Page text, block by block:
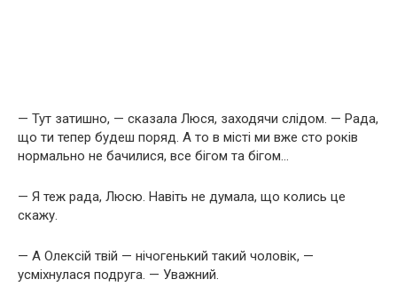
— Тут затишно, — сказала Люся, заходячи слідом. — Рада,
що ти тепер будеш поряд. А то в місті ми вже сто років
нормально не бачилися, все бігом та бігом…
— Я теж рада, Люсю. Навіть не думала, що колись це
скажу.
— А Олексій твій — нічогенький такий чоловік, —
усміхнулася подруга. — Уважний.